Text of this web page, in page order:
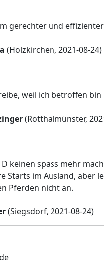
gerechter und
(Holzkirchen, 2021-08-24)
weil ich betroffen
(Rotthalmünster,
keinen spass mehr
Starts im Ausland, aber
Pferden nicht an.
(Siegsdorf, 2021-08-24)